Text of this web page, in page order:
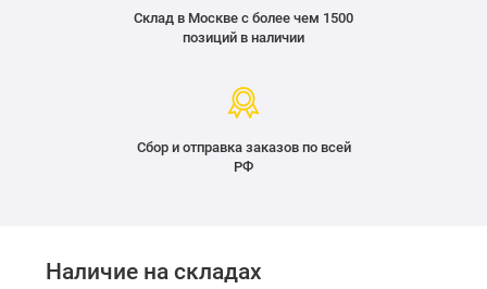
Склад в Москве с более чем 1500
позиций в наличии
Сбор и отправка заказов по всей
РФ
Наличие на складах